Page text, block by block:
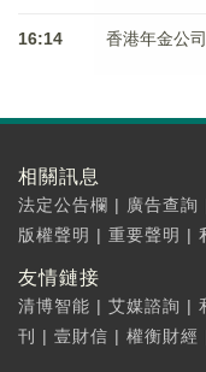
16:14 香港年金公
相關訊息
法定公告欄 | 廣告查詢
版權聲明 | 重要聲明 |
友情鏈接
清博智能 | 艾媒諮詢 |
刊
| 壹財信 | 權衡財經